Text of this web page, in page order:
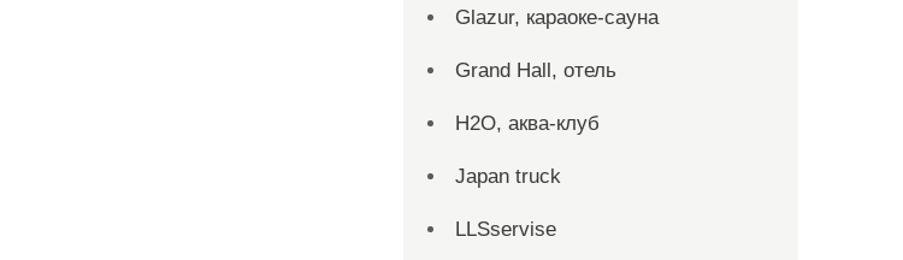
Glazur, караоке-сауна
Grand Hall, отель
H2O, аква-клуб
Japan truck
LLSservise